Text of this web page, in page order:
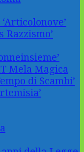
Razzismo’
Mela Magica
di Scambi’